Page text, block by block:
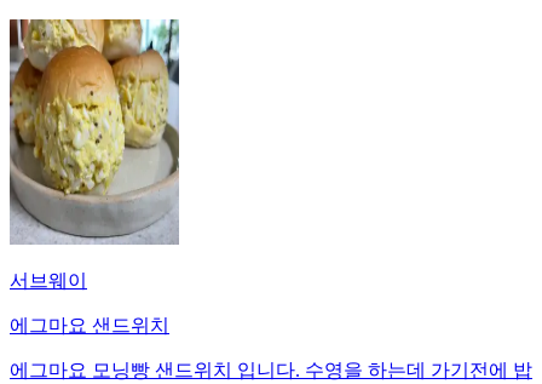
서브웨이
에그마요 샌드위치
에그마요 모닝빵 샌드위치 입니다. 수영을 하는데 가기전에 밥